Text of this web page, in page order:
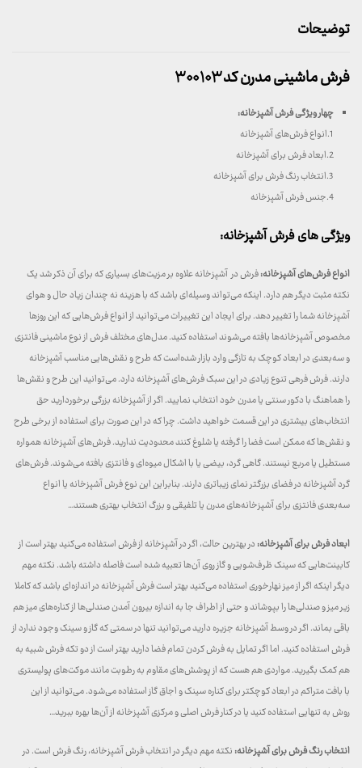
توضیحات
فرش ماشینی مدرن کد ۳۰۰۱۰۳
چهار ویژگی فرش آشپزخانه:
1.انواع فرش‌های آشپزخانه
2.ابعاد فرش برای آشپزخانه
3.انتخاب رنگ فرش برای آشپزخانه
4.جنس فرش آشپزخانه
ویژگی های فرش آشپزخانه:
انواع فرش‌های آشپزخانه:فرش در آشپزخانه علاوه بر مزیت‌های بسیاری که برای آن ذکر شد یک
نکته مثبت دیگر هم دارد. اینکه می‌تواند وسیله‌ای باشد که با هزینه نه چندان زیاد حال و هوای
آشپزخانه شما را تغییر دهد. برای ایجاد این تغییرات می‌توانید از انواع فرش‌هایی که این روزها
مخصوص آشپزخانه‌ها بافته می‌شوند استفاده کنید. مدل‌های مختلف فرش‌ از نوع ماشینی فانتزی
و سه‌بعدی در ابعاد کوچک به تازگی وارد بازار شده‌است که طرح و نقش‌هایی مناسب آشپزخانه
دارند. فرش فرهی تنوع زیادی در این سبک فرش‌های آشپزخانه دارد. می‌توانید این طرح و نقش‌ها
را هماهنگ با دکور سنتی یا مدرن خود انتخاب نمایید. اگر از آشپزخانه بزرگی برخوردارید حق
انتخاب‌های بیشتری در این قسمت خواهید داشت. چرا که در این صورت برای استفاده از برخی طرح
و نقش‌ها که ممکن است فضا را گرفته یا شلوغ کنند محدودیت ندارید. فرش‌های آشپزخانه همواره
مستطیل یا مربع نیستند. گاهی گرد، بیضی یا با اشکال میوه‌ای و فانتزی بافته می‌شوند. فرش‌های
گرد آشپزخانه در فضای بزرگتر نمای زیباتری دارند. بنابراین این نوع فرش آشپزخانه یا انواع
سه‌بعدی فانتزی برای آشپزخانه‌های مدرن یا تلفیقی و بزرگ انتخاب بهتری هستند…
ابعاد فرش برای آشپزخانه:در بهترین حالت، اگر در آشپزخانه از فرش استفاده می‌کنید بهتر است از
کابینت‌هایی که سینک ظرف‌شویی و گاز روی آن‌ها تعبیه شده است فاصله داشته باشد. نکته‌ مهم
دیگر اینکه اگر از میز نهارخوری استفاده می‌کنید بهتر است فرش آشپزخانه در اندازه‌ای باشد که کاملا
زیر میز و صندلی‌ها را بپوشاند و حتی از اطراف جا به اندازه بیرون آمدن صندلی‌ها از کناره‌های میز هم
باقی بماند. اگر در وسط آشپزخانه جزیره دارید می‌توانید تنها در سمتی که گاز و سینک وجود ندارد از
فرش استفاده کنید. اما اگر تمایل به فرش کردن تمام فضا دارید بهتر است از دو تکه فرش شبیه به
هم کمک بگیرید. مواردی هم هست که از پوشش‌های مقاوم به رطوبت مانند موکت‌های پولیستری
با بافت متراکم در ابعاد کوچکتر برای کناره سینک و اجاق گاز استفاده می‌شود. می‌توانید از این
روش به تنهایی استفاده کنید یا در کنار فرش اصلی و مرکزی آشپزخانه از آن‌ها بهره ببرید…
انتخاب رنگ فرش برای آشپزخانه:نکته مهم دیگر در انتخاب فرش آشپزخانه، رنگ فرش است. در